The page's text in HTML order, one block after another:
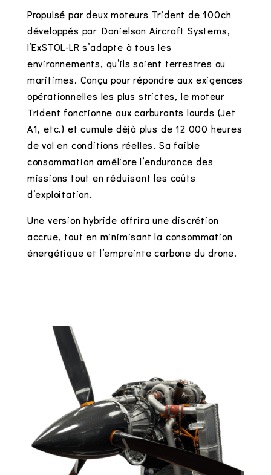
Propulsé par deux moteurs Trident de 100ch
développés par Danielson Aircraft Systems,
l’ExSTOL-LR s’adapte à tous les
environnements, qu’ils soient terrestres ou
maritimes. Conçu pour répondre aux exigences
opérationnelles les plus strictes, le moteur
Trident fonctionne aux carburants lourds (Jet
A1, etc.) et cumule déjà plus de 12 000 heures
de vol en conditions réelles. Sa faible
consommation améliore l’endurance des
missions tout en réduisant les coûts
d’exploitation.
Une version hybride offrira une discrétion
accrue, tout en minimisant la consommation
énergétique et l’empreinte carbone du drone.